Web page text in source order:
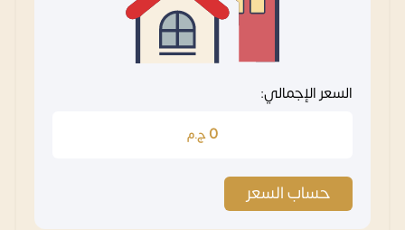
السعر الإجمالي:
0 ج.م
حساب السعر